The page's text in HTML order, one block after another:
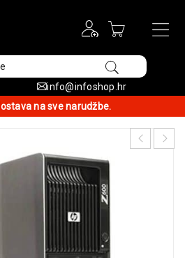
info@infoshop.hr
na sve narudžbe.